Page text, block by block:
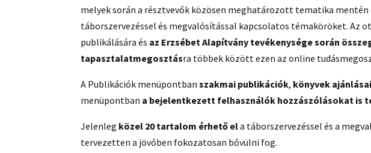
melyek során a résztvevők közösen meghatározott tematika
táborszervezéssel és megvalósítással kapcsolatos témaköröket.
publikálására és az Erzsébet Alapítvány tevékenysége során
tapasztalatmegosztásra többek között ezen az online
A Publikációk menüpontbanszakmai publikációk, könyvek ajánlásai
menüpontban a bejelentkezett felhasználók hozzászólásokat is
Jelenleg közel 20 tartalom érhető ela táborszervezéssel és a
tervezetten a jövőben fokozatosan bővülni fog.